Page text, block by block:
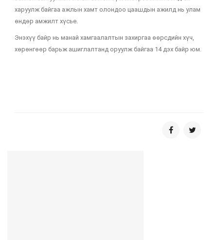
харуулж байгаа ажлын хамт олондоо цаашдын ажилд нь улам
өндөр амжилт хүсье.
Энэхүү байр нь манай хамгаалалтын захиргаа өөрсдийн хүч,
хөрөнгөөр барьж ашиглалтанд оруулж байгаа 14 дэх байр юм.